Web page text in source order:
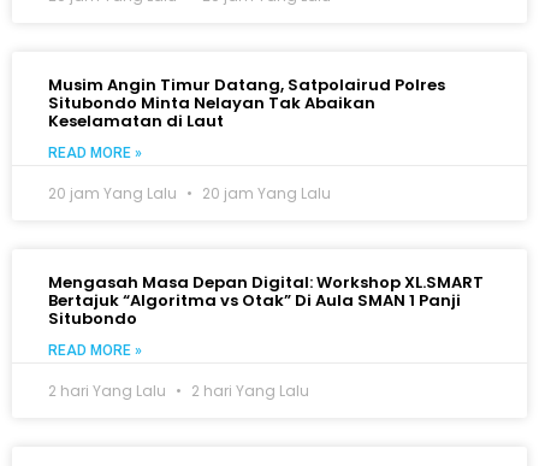
Musim Angin Timur Datang, Satpolairud Polres
Situbondo Minta Nelayan Tak Abaikan
Keselamatan di Laut
READ MORE »
20 jam Yang Lalu 20 jam Yang Lalu
Mengasah Masa Depan Digital: Workshop XL.SMART
Bertajuk “Algoritma vs Otak” Di Aula SMAN 1 Panji
Situbondo
READ MORE »
2 hari Yang Lalu 2 hari Yang Lalu